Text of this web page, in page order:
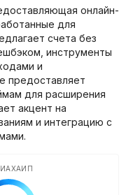
онлайн-
для
счета без
инструменты
и
предоставляет
для расширения
акцент на
и интеграцию с